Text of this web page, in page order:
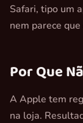
Safari, tipo um
nem parece
Por Que
A Apple tem
na loja.